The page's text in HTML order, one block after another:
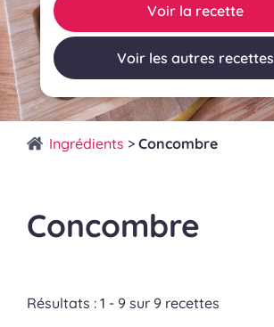
Voir la recette
Voir les autres recettes
Ingrédients > Concombre
Concombre
Résultats : 1 - 9 sur 9 recettes